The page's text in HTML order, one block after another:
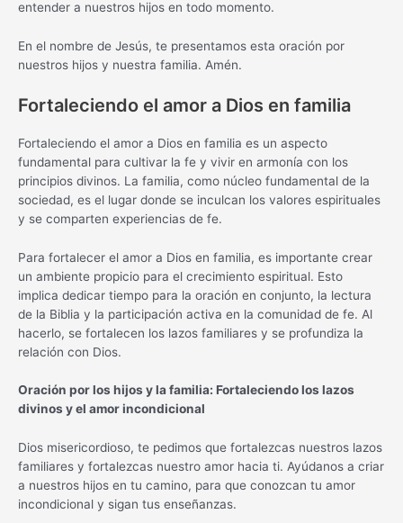
entender a nuestros hijos en todo momento.
En el nombre de Jesús, te presentamos esta oración por
nuestros hijos y nuestra familia. Amén.
Fortaleciendo el amor a Dios en familia
Fortaleciendo el amor a Dios en familia es un aspecto
fundamental para cultivar la fe y vivir en armonía con los
principios divinos. La familia, como núcleo fundamental de la
sociedad, es el lugar donde se inculcan los valores espirituales
y se comparten experiencias de fe.
Para fortalecer el amor a Dios en familia, es importante crear
un ambiente propicio para el crecimiento espiritual. Esto
implica dedicar tiempo para la oración en conjunto, la lectura
de la Biblia y la participación activa en la comunidad de fe. Al
hacerlo, se fortalecen los lazos familiares y se profundiza la
relación con Dios.
Oración por los hijos y la familia: Fortaleciendo los lazos
divinos y el amor incondicional
Dios misericordioso, te pedimos que fortalezcas nuestros lazos
familiares y fortalezcas nuestro amor hacia ti. Ayúdanos a criar
a nuestros hijos en tu camino, para que conozcan tu amor
incondicional y sigan tus enseñanzas.